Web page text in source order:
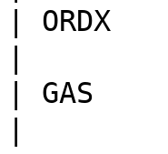
| ORDX
| GAS